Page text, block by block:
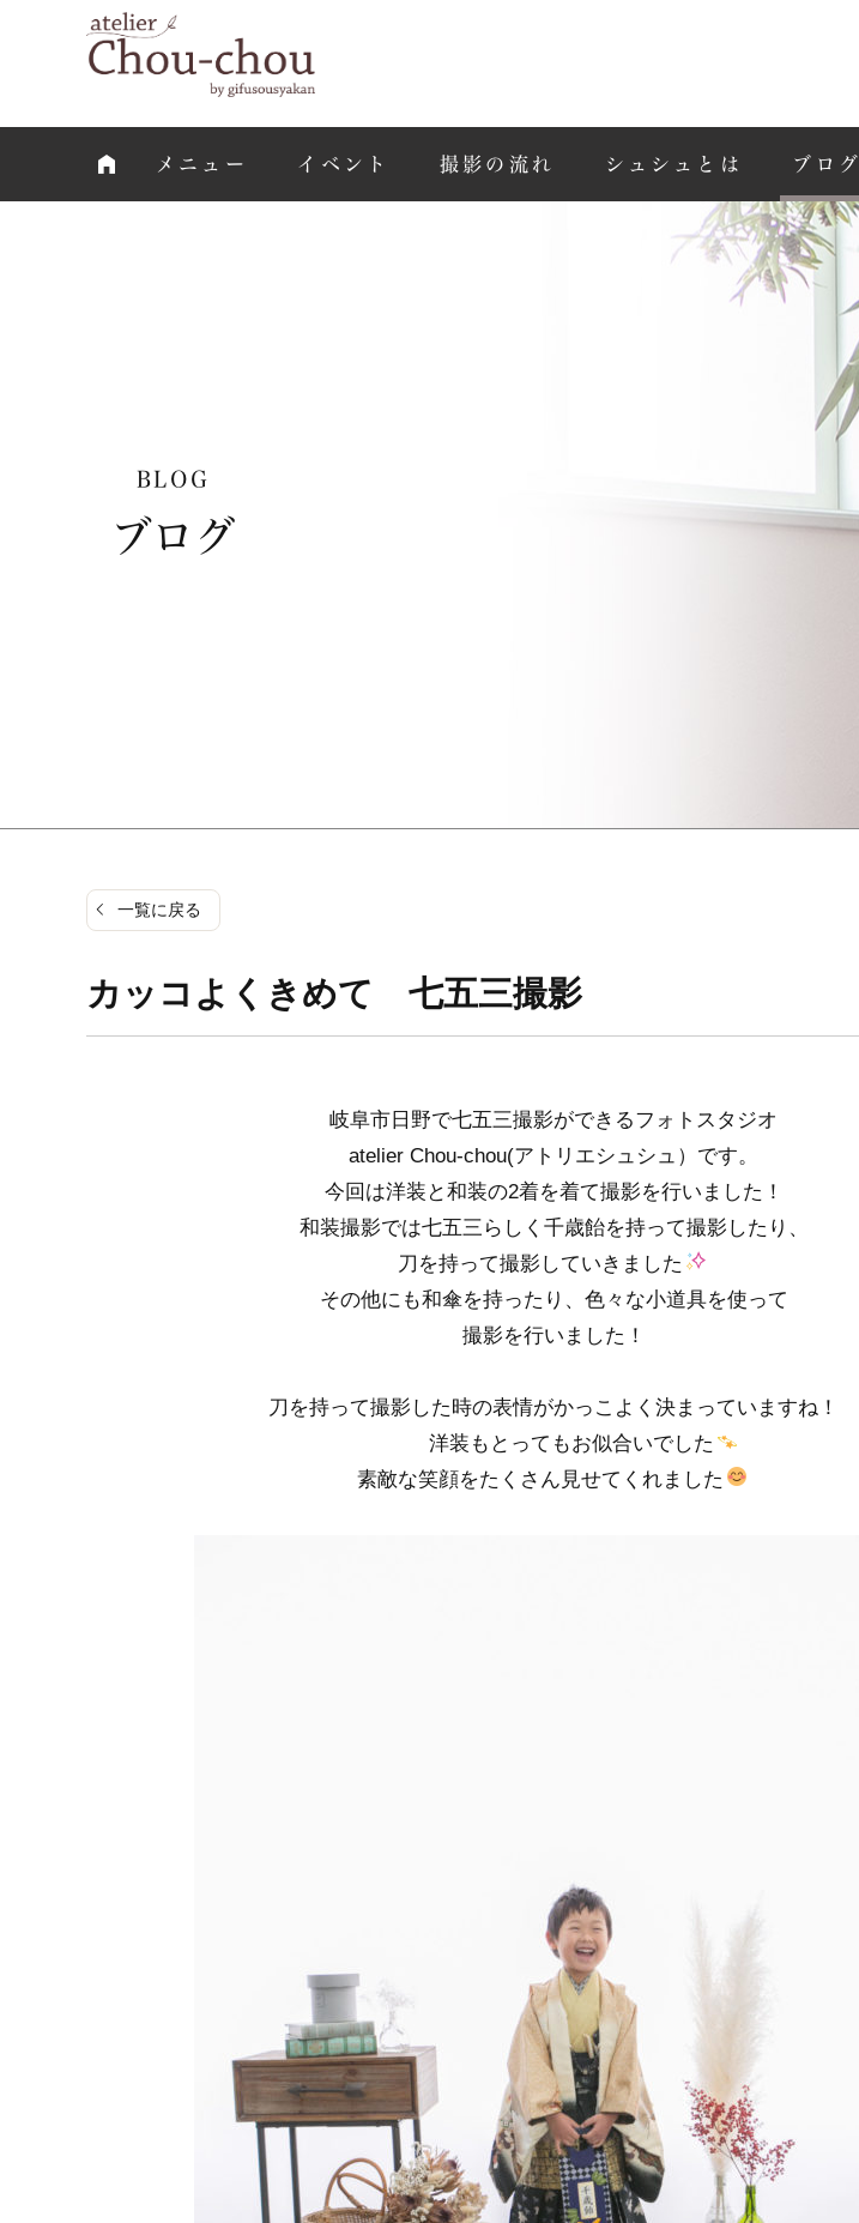
メニュー イベント 撮影の流れ シュシュとは ブログ
BLOG
ブログ
一覧に戻る
カッコよくきめて 七五三撮影
岐阜市日野で七五三撮影ができるフォトスタジオ
atelier Chou-chou(アトリエシュシュ）です。
今回は洋装と和装の2着を着て撮影を行いました！
和装撮影では七五三らしく千歳飴を持って撮影したり、
刀を持って撮影していきました
その他にも和傘を持ったり、色々な小道具を使って
撮影を行いました！
刀を持って撮影した時の表情がかっこよく決まっていますね！
洋装もとってもお似合いでした
素敵な笑顔をたくさん見せてくれました